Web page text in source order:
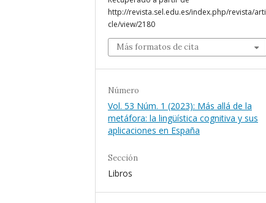
http://revista.sel.edu.es/index.php/revista/arti
cle/view/2180
Más formatos de cita
Número
Vol. 53 Núm. 1 (2023): Más allá de la
metáfora: la lingüística cognitiva y sus
aplicaciones en España
Sección
Libros